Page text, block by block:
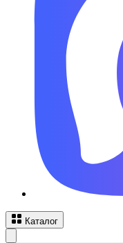
Каталог